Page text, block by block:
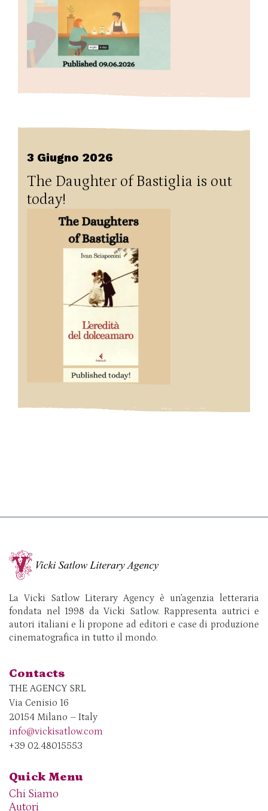
3 Giugno 2026
The Daughter of Bastiglia is out
today!
La Vicki Satlow Literary Agency è un’agenzia letteraria
fondata nel 1998 da Vicki Satlow. Rappresenta autrici e
autori italiani e li propone ad editori e case di produzione
cinematografica in tutto il mondo.
Contacts
THE AGENCY SRL
Via Cenisio 16
20154 Milano – Italy
info@vickisatlow.com
+39 02.48015553
Quick Menu
Chi Siamo
Autori